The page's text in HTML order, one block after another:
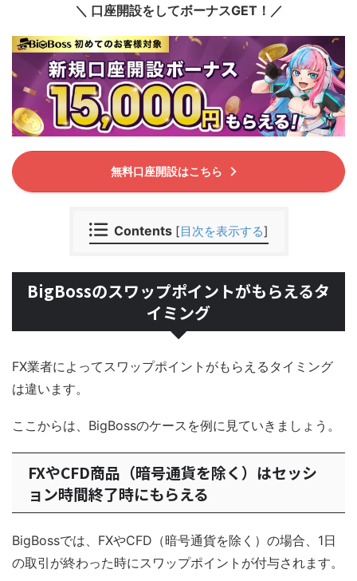
＼ 口座開設をしてボーナスGET！／
無料口座開設はこちら
Contents [目次を表示する]
BigBossのスワップポイントがもらえるタ
イミング
FX業者によってスワップポイントがもらえるタイミング
は違います。
ここからは、BigBossのケースを例に見ていきましょう。
FXやCFD商品（暗号通貨を除く）はセッシ
ョン時間終了時にもらえる
BigBossでは、FXやCFD（暗号通貨を除く）の場合、1日
の取引が終わった時にスワップポイントが付与されます。